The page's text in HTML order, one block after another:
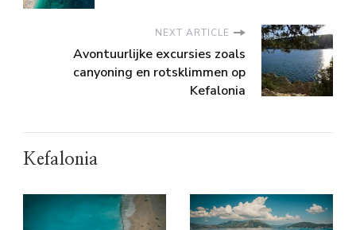
NEXT ARTICLE
Avontuurlijke excursies zoals
canyoning en rotsklimmen op
Kefalonia
Kefalonia